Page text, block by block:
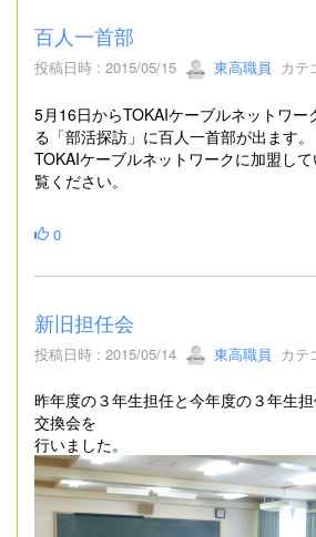
百人一首部
投稿日時 : 2015/05/15 東高職員 カテ
5月16日からTOKAIケーブルネットワー
る「部活探訪」に百人一首部が出ます。
TOKAIケーブルネットワークに加盟し
覧ください。
0
新旧担任会
投稿日時 : 2015/05/14 東高職員 カテ
昨年度の３年生担任と今年度の３年生
交換会を
行いました。